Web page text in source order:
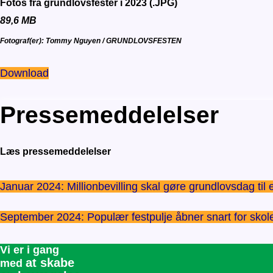
Fotos fra grundlovsfester i 2023 (.JPG)
89,6 MB
Fotograf(er): Tommy Nguyen / GRUNDLOVSFESTEN
Download
Pressemeddelelser
Læs pressemeddelelser
Januar 2024: Millionbevilling skal gøre grundlovsdag til
September 2024: Populær festpulje åbner snart for
Vi er i gang
med at skabe